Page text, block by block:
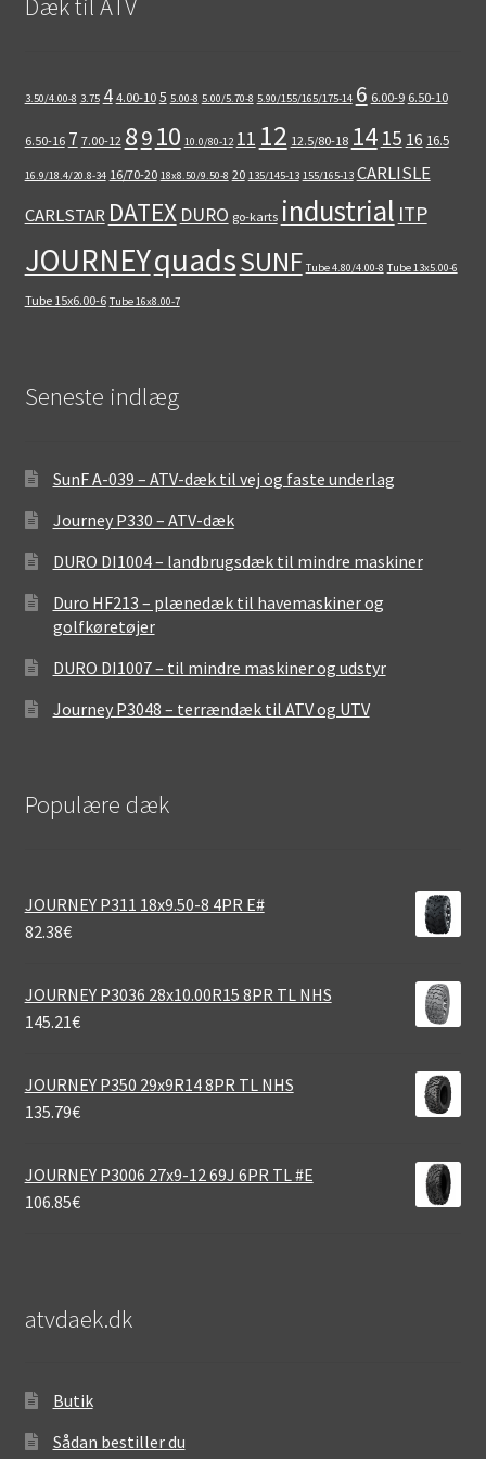
Dæk til ATV
3.50/4.00-8 3.75 4 4.00-10 5 5.00-8 5.00/5.70-8 5.90/155/165/175-14 6 6.00-9 6.50-10
6.50-16 7 7.00-12 89 10 10.0/80-12 11 12 12.5/80-18 14 15 16 16.5
16.9/18.4/20.8-34 16/70-20 18x8.50/9.50-8 20 135/145-13 155/165-13 CARLISLE
CARLSTAR DATEX DURO go-karts industrial ITP
JOURNEYquadsSUNF Tube 4.80/4.00-8 Tube 13x5.00-6
Tube 15x6.00-6 Tube 16x8.00-7
Seneste indlæg
SunF A-039 – ATV-dæk til vej og faste underlag
Journey P330 – ATV-dæk
DURO DI1004 – landbrugsdæk til mindre maskiner
Duro HF213 – plænedæk til havemaskiner og
golfkøretøjer
DURO DI1007 – til mindre maskiner og udstyr
Journey P3048 – terrændæk til ATV og UTV
Populære dæk
JOURNEY P311 18x9.50-8 4PR E#
82.38€
JOURNEY P3036 28x10.00R15 8PR TL NHS
145.21€
JOURNEY P350 29x9R14 8PR TL NHS
135.79€
JOURNEY P3006 27x9-12 69J 6PR TL #E
106.85€
atvdaek.dk
Butik
Sådan bestiller du